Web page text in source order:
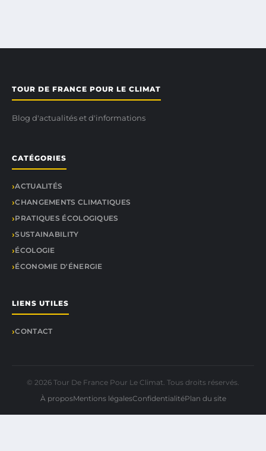
TOUR DE FRANCE POUR LE CLIMAT
Blog d'actualités et d'informations
CATÉGORIES
ACTUALITÉS
CHANGEMENTS CLIMATIQUES
PRATIQUES ÉCOLOGIQUES
SUSTAINABILITY
ÉCOLOGIE
ÉCONOMIE D'ÉNERGIE
LIENS UTILES
CONTACT
© 2026 Tour De France Pour Le Climat. Tous droits réservés.
À proposMentions légalesConfidentialitéPlan du site